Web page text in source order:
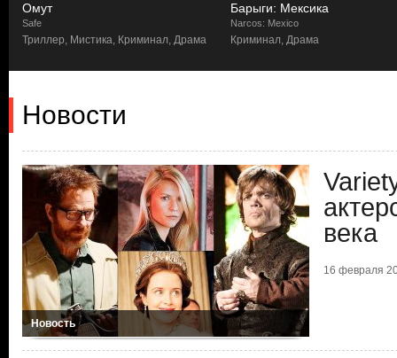
Омут
Safe
Триллер, Мистика, Криминал, Драма
Барыги: Мексика
Narcos: Mexico
Криминал, Драма
Новости
Новость
века
16 февраля